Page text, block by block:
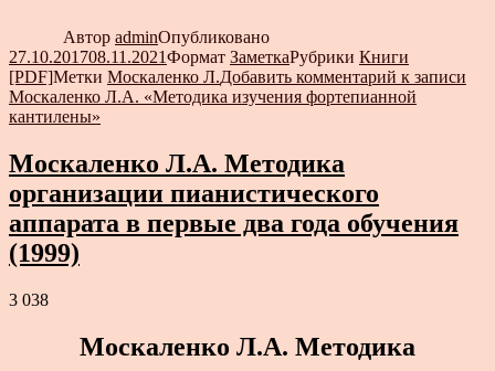
Автор adminОпубликовано
27.10.201708.11.2021Формат ЗаметкаРубрики Книги
[PDF]Метки Москаленко Л.Добавить комментарий к записи
Москаленко Л.А. «Методика изучения фортепианной
кантилены»
Москаленко Л.А. Методика
организации пианистического
аппарата в первые два года обучения
(1999)
3 038
Москаленко Л.А. Методика